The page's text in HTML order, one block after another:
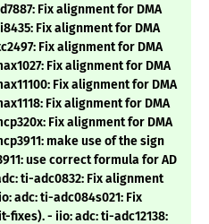
Fix alignment for DMA
Fix alignment for DMA
Fix alignment for DMA
Fix alignment for DMA
Fix alignment for DMA
Fix alignment for DMA
Fix alignment for DMA
make use of the sign
use correct formula for AD
ti-adc0832: Fix alignment
adc: ti-adc084s021: Fix
fixes). - iio: adc: ti-adc12138: